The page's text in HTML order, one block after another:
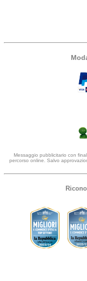
Messaggio pubblicitario con
percorso online. Salvo